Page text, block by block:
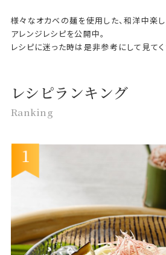
様々なオカベの麺を使用した、和洋中楽
アレンジレシピを公開中。
レシピに迷った時は是非参考にして見てく
レシピランキング
Ranking